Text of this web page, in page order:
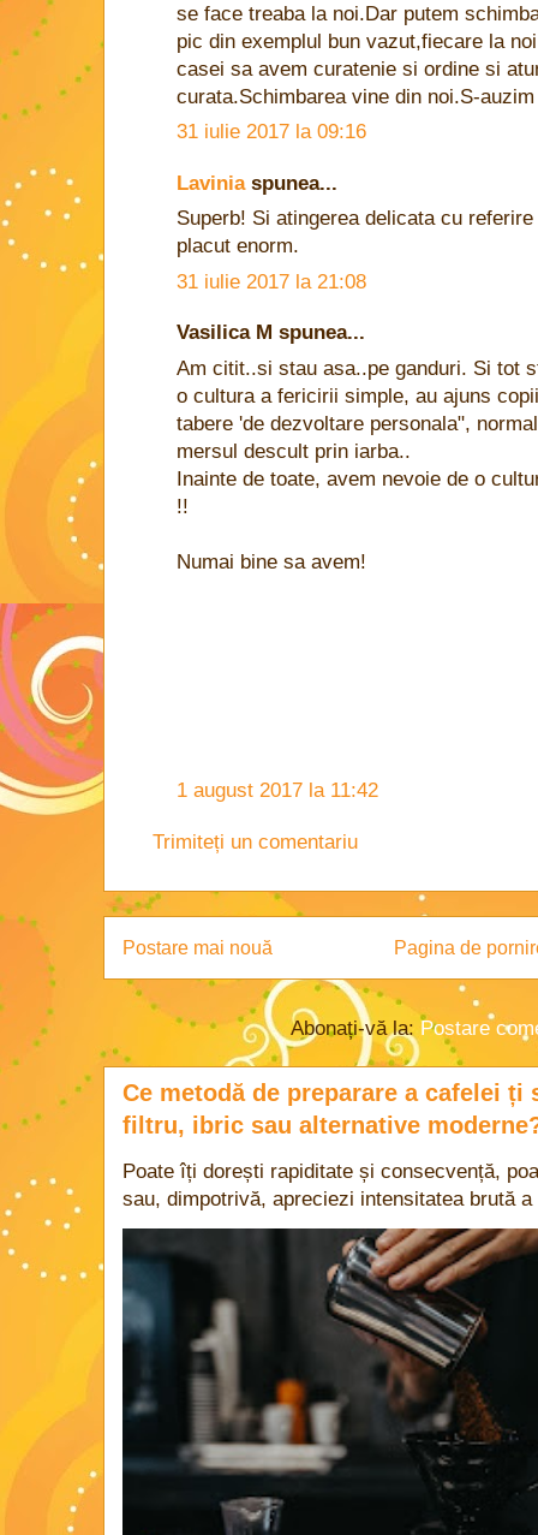
se face treaba la noi.Dar putem
pic din exemplul bun vazut,fiecare la
casei sa avem curatenie si ordine si
curata.Schimbarea vine din noi.S-
31 iulie 2017 la 09:16
Laviniaspunea...
Superb! Si atingerea delicata cu
placut enorm.
31 iulie 2017 la 21:08
Vasilica M spunea...
Am citit..si stau asa..pe ganduri. Si tot
o cultura a fericirii simple, au ajuns
tabere 'de dezvoltare personala",
mersul descult prin iarba..
Inainte de toate, avem nevoie de o
!!
Numai bine sa avem!
1 august 2017 la 11:42
Trimiteți un comentariu
Postare mai nouă Pagina de
Abonați-vă la:Postare
Ce metodă de preparare a cafelei
filtru, ibric sau alternative
Poate îți dorești rapiditate și consecvență,
sau, dimpotrivă, apreciezi intensitatea brută